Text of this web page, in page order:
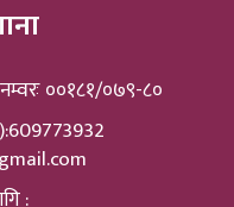
नम्वरः ००१८१/०७९-८०
: